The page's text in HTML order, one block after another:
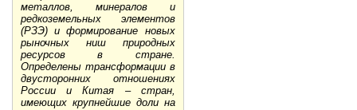
металлов, минералов и
редкоземельных элементов
(РЗЭ) и формирование новых
рыночных ниш природных
ресурсов в стране.
Определены трансформации в
двусторонних отношениях
России и Китая – стран,
имеющих крупнейшие доли на